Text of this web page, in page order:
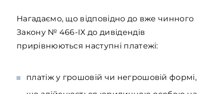
Нагадаємо, що відповідно до вже чинного
Закону № 466-ІХ до дивідендів
прирівнюються наступні платежі:
платіж у грошовій чи негрошовій формі,